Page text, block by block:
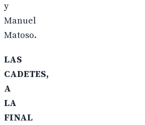
y
Manuel
Matoso.
LAS
CADETES,
A
LA
FINAL